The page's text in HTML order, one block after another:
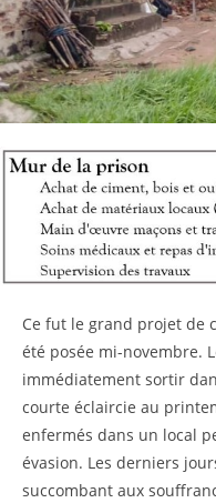
Ce fut le grand projet de
été posée mi-novembre.
immédiatement sortir
courte éclaircie au
enfermés dans un local
évasion. Les derniers
succombant aux